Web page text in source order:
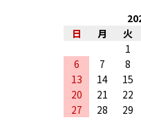
日
月 火
1
6
7 8
13
14 15
20
21 22
27
28 29